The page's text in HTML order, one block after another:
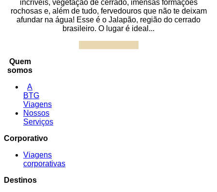
incríveis, vegetação de cerrado, imensas formações
rochosas e, além de tudo, fervedouros que não te deixam
afundar na água! Esse é o Jalapão, região do cerrado
brasileiro. O lugar é ideal...
Quem
somos
A
BTG
Viagens
Nossos
Serviços
Corporativo
Viagens
corporativas
Destinos